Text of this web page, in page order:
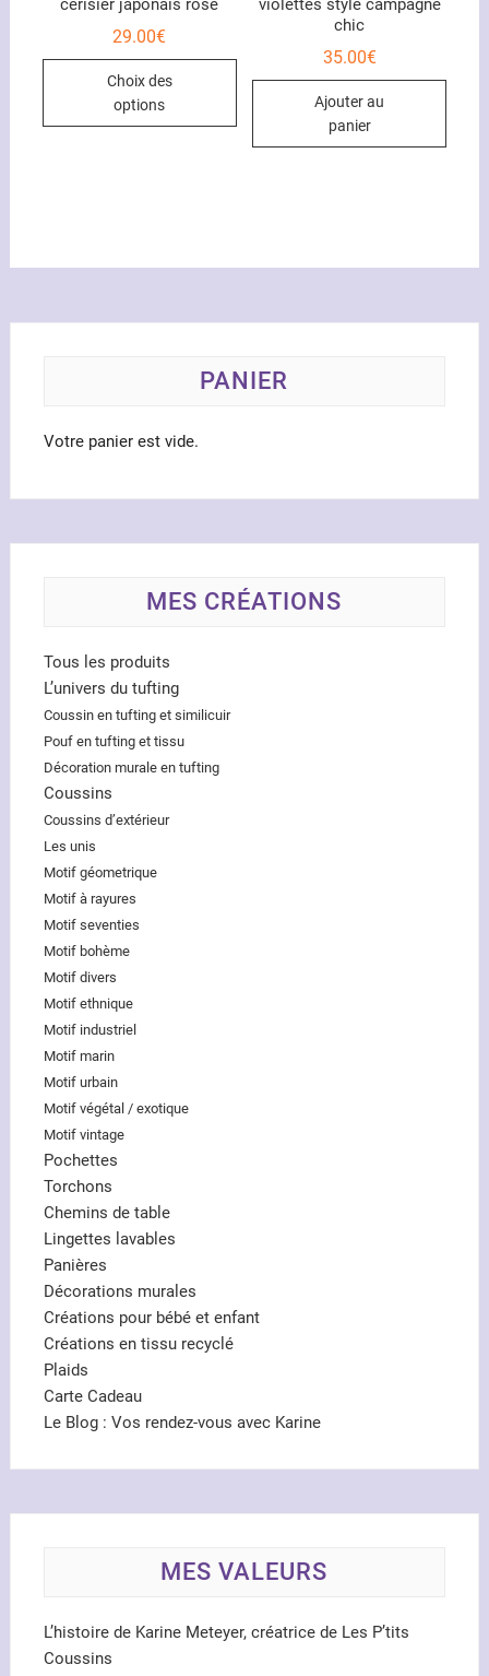
produit
cerisier japonais rose
29.00€
Choix des
options
Ce
plusieurs
sur
page
violettes style campagne
chic
35.00€
Ajouter au
panier
PANIER
Votre panier est vide.
MES CRÉATIONS
Tous les produits
L’univers du tufting
Coussin en tufting et similicuir
Pouf en tufting et tissu
Décoration murale en tufting
Coussins
Coussins d’extérieur
Les unis
Motif géometrique
Motif à rayures
Motif seventies
Motif bohème
Motif divers
Motif ethnique
Motif industriel
Motif marin
Motif urbain
Motif végétal / exotique
Motif vintage
Pochettes
Torchons
Chemins de table
Lingettes lavables
Panières
Décorations murales
Créations pour bébé et enfant
Créations en tissu recyclé
Plaids
Carte Cadeau
Le Blog : Vos rendez-vous avec Karine
MES VALEURS
L’histoire de Karine Meteyer, créatrice de Les P’tits
Coussins